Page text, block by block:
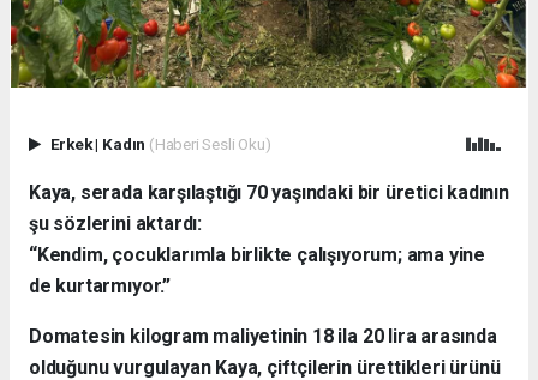
Erkek| Kadın (Haberi Sesli Oku)
Kaya, serada karşılaştığı 70 yaşındaki bir üretici kadının
şu sözlerini aktardı:
“Kendim, çocuklarımla birlikte çalışıyorum; ama yine
de kurtarmıyor.”
Domatesin kilogram maliyetinin 18 ila 20 lira arasında
olduğunu vurgulayan Kaya, çiftçilerin ürettikleri ürünü